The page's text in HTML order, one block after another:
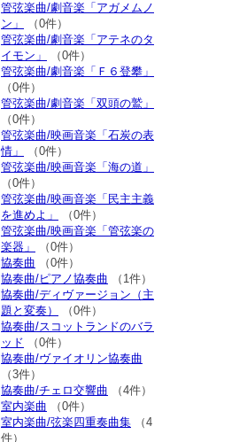
管弦楽曲/劇音楽「アガメムノ
ン」
（0件）
管弦楽曲/劇音楽「アテネのタ
イモン」
（0件）
管弦楽曲/劇音楽「Ｆ６登攀」
（0件）
管弦楽曲/劇音楽「双頭の鷲」
（0件）
管弦楽曲/映画音楽「石炭の表
情」
（0件）
管弦楽曲/映画音楽「海の道」
（0件）
管弦楽曲/映画音楽「民主主義
を進めよ」
（0件）
管弦楽曲/映画音楽「管弦楽の
楽器」
（0件）
協奏曲 （0件）
協奏曲/ピアノ協奏曲 （1件）
協奏曲/ディヴァージョン（主
題と変奏）
（0件）
協奏曲/スコットランドのバラ
ッド （0件）
協奏曲/ヴァイオリン協奏曲
（3件）
協奏曲/チェロ交響曲 （4件）
室内楽曲 （0件）
室内楽曲/弦楽四重奏曲集 （4
件）